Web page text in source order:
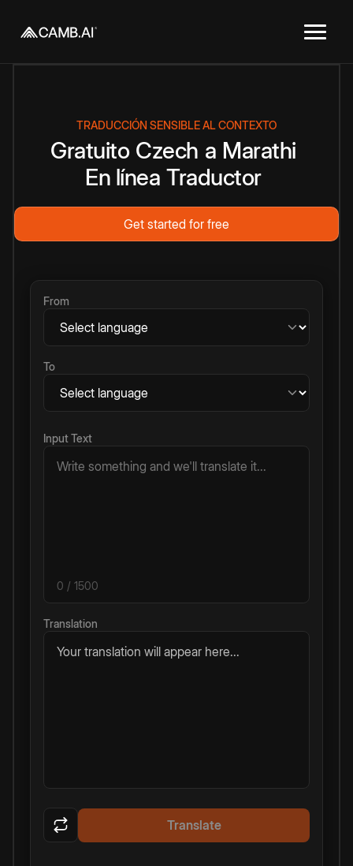
TRADUCCIÓN SENSIBLE AL CONTEXTO
Gratuito Czech a Marathi
En línea Traductor
Get started for free
From
To
Input Text
0 / 1500
Translation
Your translation will appear here...
Translate